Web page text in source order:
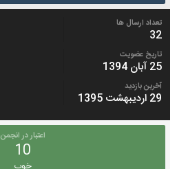
تعداد ارسال ها
32
تاریخ عضویت
25 آبان 1394
آخرین بازدید
29 اردیبهشت 1395
اعتبار در انجمن
10
خوب